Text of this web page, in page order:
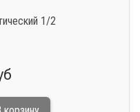
1/2